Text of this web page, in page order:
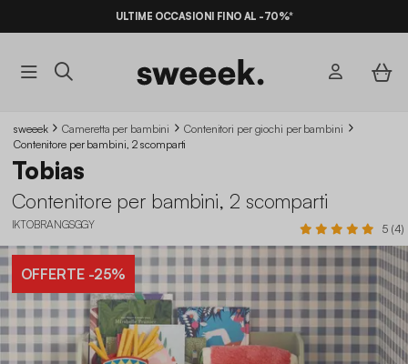
ULTIME OCCASIONI FINO AL -70%*
sweeek Cameretta per bambini
Contenitori per giochi per bambini
Contenitore per bambini, 2 scomparti
Tobias
Contenitore per bambini, 2 scomparti
IKTOBRANGSGGY 5 (4)
OFFERTE-25%